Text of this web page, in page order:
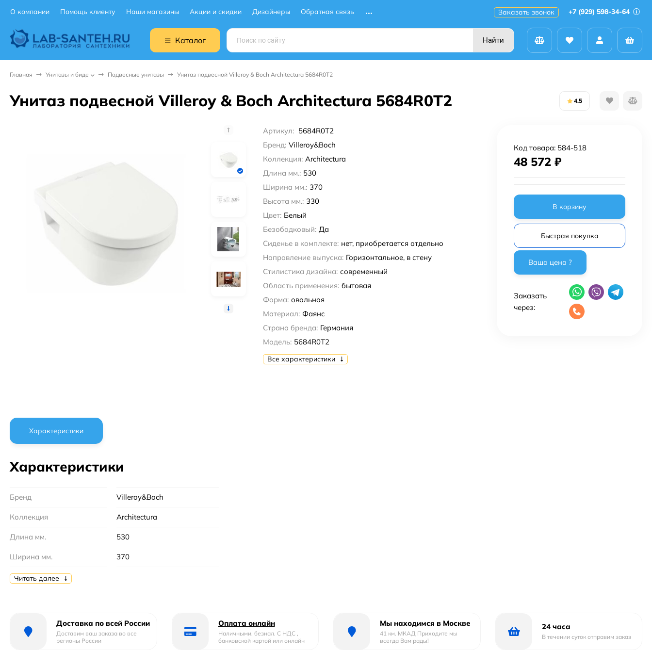
О компании Помощь клиенту Наши магазины Акции и скидки Дизайнеры Обратная связь Заказать звонок +7 (929) 598-34-64
Каталог Найти
Главная Унитазы и биде Подвесные унитазы Унитаз подвесной Villeroy & Boch Architectura 5684R0T2
Унитаз подвесной Villeroy & Boch Architectura 5684R0T2 4.5
Артикул: 5684R0T2
Бренд: Villeroy&Boch
Коллекция: Architectura
Длина мм.: 530
Ширина мм.: 370
Высота мм.: 330
Цвет: Белый
Безободковый: Да
Сиденье в комплекте: нет, приобретается отдельно
Направление выпуска: Горизонтальное, в стену
Стилистика дизайна: современный
Область применения: бытовая
Форма: овальная
Материал: Фаянс
Страна бренда: Германия
Модель: 5684R0T2
Все характеристики
Код товара: 584-518
48 572 ₽
В корзину
Быстрая покупка
Заказать
через:
Характеристики
Характеристики
Бренд Villeroy&Boch
Коллекция Architectura
Длина мм. 530
Ширина мм. 370
Высота мм.
Сиденье в комплекте нет, приобретается отдельно
Читать далее
Доставка по всей России
Доставим ваш заказа во все
регионы России
Оплата онлайн
Наличными, безнал. С НДС ,
банковской картой или онлайн
Мы находимся в Москве
41 км. МКАД Приходите мы
всегда Вам рады!
24 часа
В течении суток отправим заказ